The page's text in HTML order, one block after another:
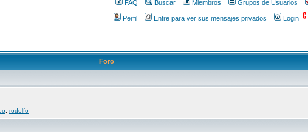
FAQ Buscar Miembros Grupos de Usuarios
Perfil Entre para ver sus mensajes privados Login
Foro
rodolfo